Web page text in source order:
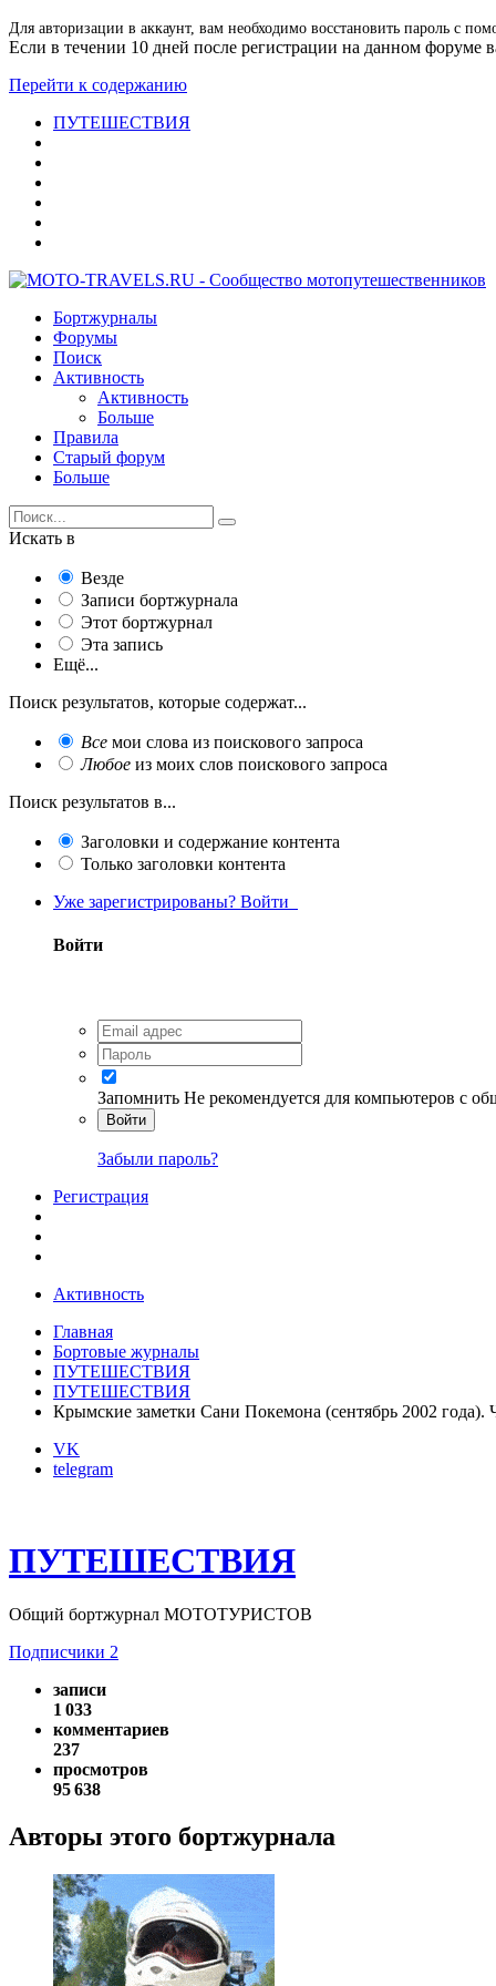
Для авторизации в аккаунт, вам необходимо восстановить пароль с
Если в течении 10 дней после регистрации на данном форуме
Перейти к содержанию
ПУТЕШЕСТВИЯ
Бортжурналы
Форумы
Поиск
Активность
Активность
Больше
Правила
Старый форум
Больше
Искать в
Везде
Записи бортжурнала
Этот бортжурнал
Эта запись
Ещё...
Поиск результатов, которые содержат...
Все мои слова из поискового запроса
Любое из моих слов поискового запроса
Поиск результатов в...
Заголовки и содержание контента
Только заголовки контента
Уже зарегистрированы? Войти
Войти
Запомнить Не рекомендуется для компьютеров с
Войти
Забыли пароль?
Регистрация
Активность
Главная
Бортовые журналы
ПУТЕШЕСТВИЯ
ПУТЕШЕСТВИЯ
Крымские заметки Сани Покемона (сентябрь 2002 года).
VK
telegram
ПУТЕШЕСТВИЯ
Общий бортжурнал МОТОТУРИСТОВ
Подписчики 2
записи
1 033
комментариев
237
просмотров
95 638
Авторы этого бортжурнала